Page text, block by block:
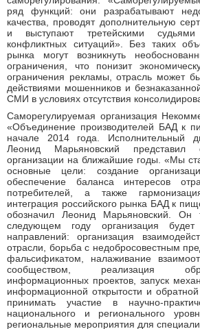
ряд функций: они разрабатывают
качества, проводят дополнительную
и выступают третейскими
конфликтных ситуаций». Без таких
рынка могут возникнуть
ограничения, что понизит
ограничения рекламы, отрасль может
действиями мошенников и
СМИ в условиях отсутствия
Саморегулируемая организация
«Объединение производителей БАД к
начале 2014 года. Исполнительный
Леонид Марьяновский представил
организации на ближайшие годы. «Мы
основные цели: создание
обеспечение баланса интересов
потребителей, а также
интеграция российского рынка БАД к
обозначил Леонид Марьяновский. Он
следующем году организация
направлений: организация
отрасли, борьба с недобросовестным
фальсификатом, налаживание
сообществом, реализация
информационных проектов, запуск
информационной открытости и
принимать участие в научно-
национального и регионального
региональные мероприятия для